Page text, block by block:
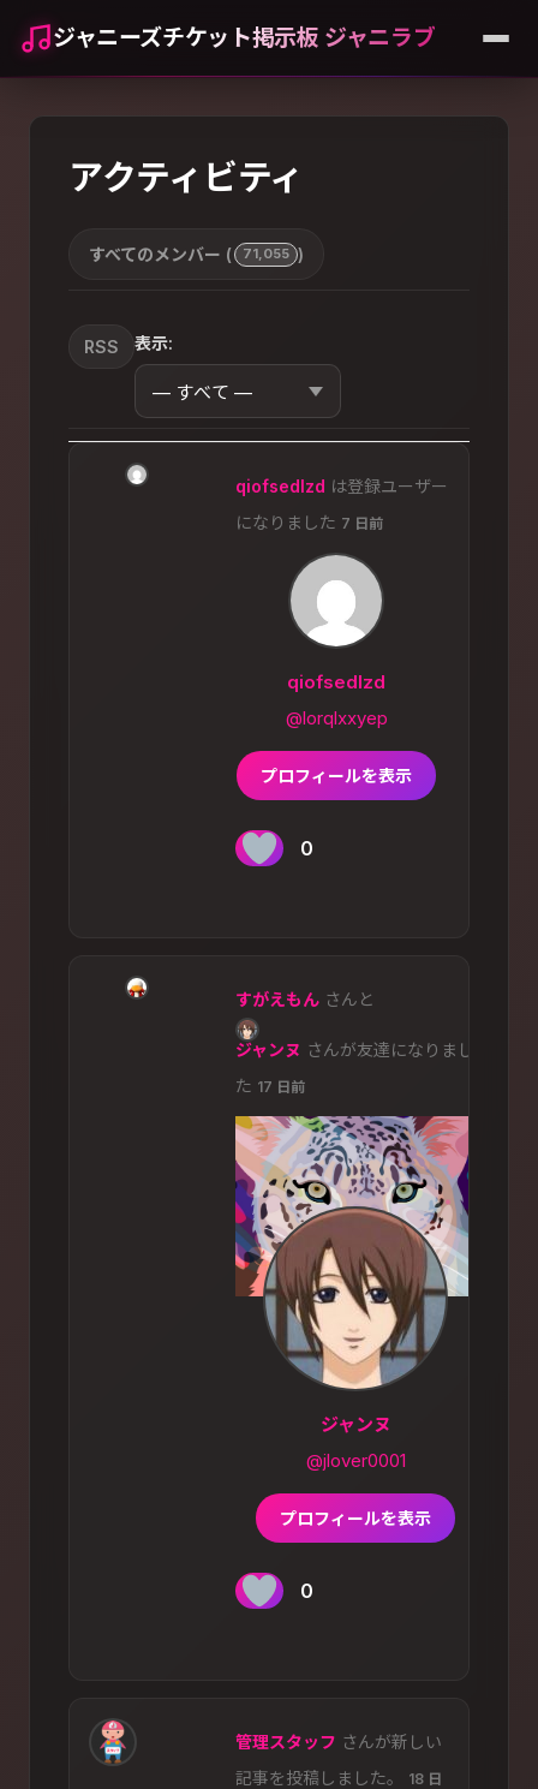
ジャニーズチケット掲示板 ジャニラブ
アクティビティ
すべてのメンバー ( 71,055 )
RSS 表示:
qiofsedlzd は登録ユーザー
になりました 7 日前
qiofsedlzd
@lorqlxxyep
プロフィールを表示
0
すがえもん さんと
ジャンヌ さんが友達になりまし
た 17 日前
ジャンヌ
@jlover0001
プロフィールを表示
0
管理スタッフ さんが新しい
記事を投稿しました。
18 日